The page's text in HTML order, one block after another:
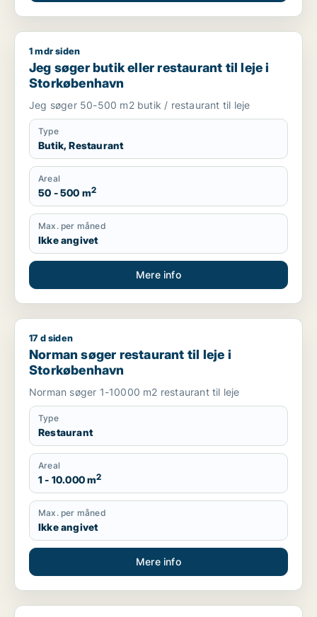
Jeg søger butik eller restaurant til leje i Storkøbenhavn
1 mdr siden
Jeg søger butik eller restaurant til leje i
Storkøbenhavn
Jeg søger 50-500 m2 butik / restaurant til leje
Type
Butik, Restaurant
Areal
50 - 500 m2
Max. per måned
Ikke angivet
Mere info
Norman søger restaurant til leje i Storkøbenhavn
17 d siden
Norman søger restaurant til leje i
Storkøbenhavn
Norman søger 1-10000 m2 restaurant til leje
Type
Restaurant
Areal
1 - 10.000 m2
Max. per måned
Ikke angivet
Mere info